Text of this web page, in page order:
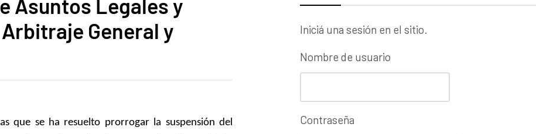
Asuntos Legales y
General y
que se ha resuelto prorrogar la suspensión del
Iniciá una sesión en el sitio.
Nombre de usuario
Contraseña